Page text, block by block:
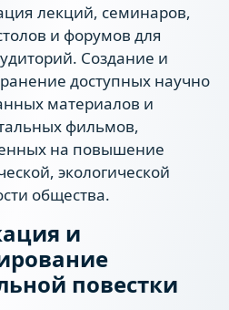
лекций, семинаров,
и форумов для
Создание и
доступных научно
материалов и
фильмов,
на повышение
экологической
общества.
и
повестки